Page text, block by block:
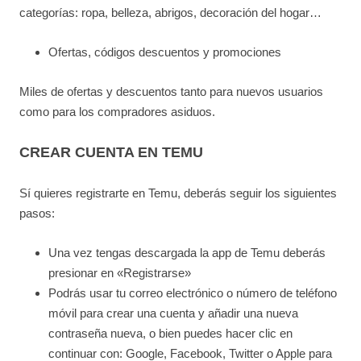
categorías: ropa, belleza, abrigos, decoración del hogar…
Ofertas, códigos descuentos y promociones
Miles de ofertas y descuentos tanto para nuevos usuarios
como para los compradores asiduos.
CREAR CUENTA EN TEMU
Sí quieres registrarte en Temu, deberás seguir los siguientes
pasos:
Una vez tengas descargada la app de Temu deberás
presionar en «Registrarse»
Podrás usar tu correo electrónico o número de teléfono
móvil para crear una cuenta y añadir una nueva
contraseña nueva, o bien puedes hacer clic en
continuar con: Google, Facebook, Twitter o Apple para